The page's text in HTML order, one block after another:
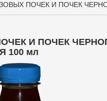
ПОЧЕК И ПОЧЕК
И ПОЧЕК
100 мл